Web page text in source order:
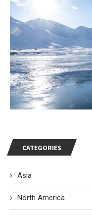
CATEGORIES
Asia
North America